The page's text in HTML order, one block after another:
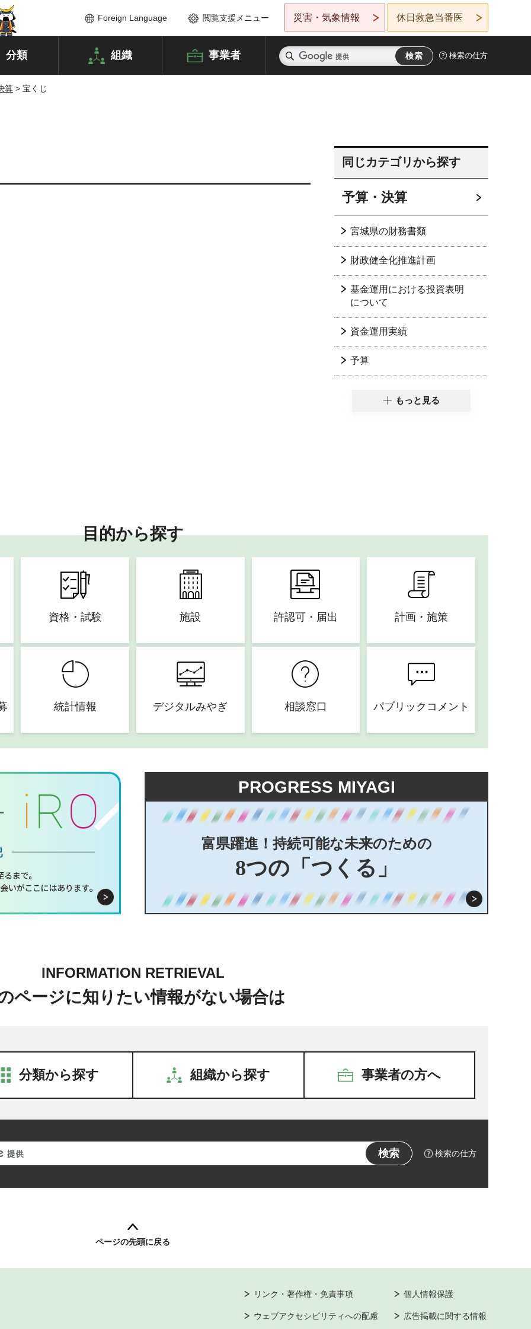
Foreign Language 閲覧支援メニュー 災害・気象情報 休日救急当番医
分類 組織 事業者 検索の仕方
算 > 宝くじ
同じカテゴリから探す
予算・決算
宮城県の財務書類
財政健全化推進計画
基金運用における投資表明
について
資金運用実績
予算
もっと見る
目的から探す
資格・試験 施設 許認可・届出 計画・施策
統計情報 デジタルみやぎ 相談窓口 パブリックコメント
PROGRESS MIYAGI
富県躍進！持続可能な未来のための
8つの「つくる」
INFORMATION RETRIEVAL
ページに知りたい情報がない場合は
分類から探す 組織から探す 事業者の方へ
検索の仕方
ページの先頭に戻る
リンク・著作権・免責事項 個人情報保護
ウェブアクセシビリティへの配慮 広告掲載に関する情報